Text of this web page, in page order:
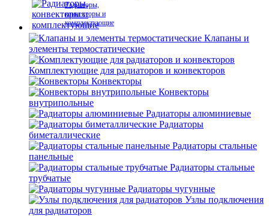
Радиаторы,
конвекторы и
комплектующие
Клапаны и
элементы термостатические
Комплектующие для радиаторов и конвекторов
Конвекторы
Конвекторы
внутрипольные
Радиаторы алюминиевые
Радиаторы
биметаллические
Радиаторы стальные
панельные
Радиаторы стальные
трубчатые
Радиаторы чугунные
Узлы подключения
для радиаторов